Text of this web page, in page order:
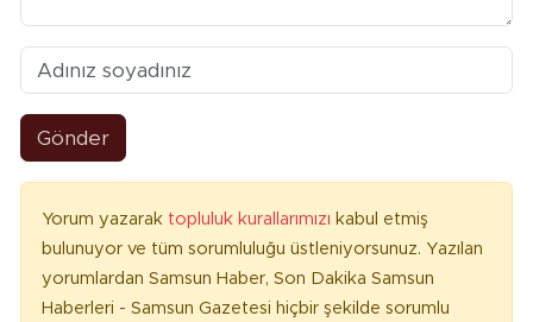
Gönder
Yorum yazarak topluluk kurallarımızı kabul etmiş
bulunuyor ve tüm sorumluluğu üstleniyorsunuz. Yazılan
yorumlardan Samsun Haber, Son Dakika Samsun
Haberleri - Samsun Gazetesi hiçbir şekilde sorumlu